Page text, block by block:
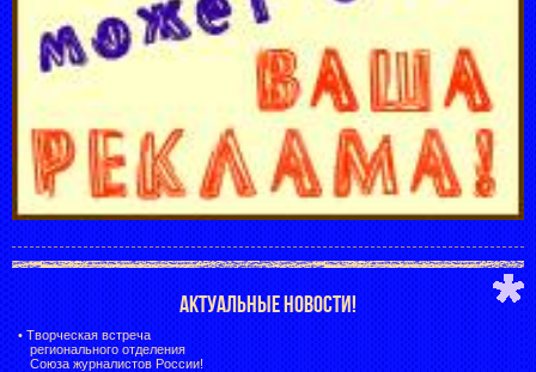
АКТУАЛЬНЫЕ НОВОСТИ!
• Творческая встреча
регионального отделения
Союза журналистов России!